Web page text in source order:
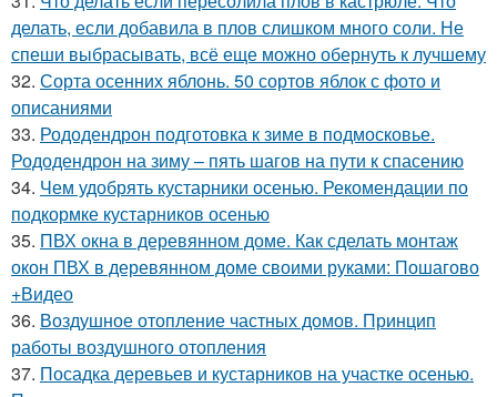
делать, если добавила в плов слишком много соли. Не
спеши выбрасывать, всё еще можно обернуть к лучшему
32. Сорта осенних яблонь. 50 сортов яблок с фото и
описаниями
33. Рододендрон подготовка к зиме в подмосковье.
Рододендрон на зиму – пять шагов на пути к спасению
34. Чем удобрять кустарники осенью. Рекомендации по
подкормке кустарников осенью
35. ПВХ окна в деревянном доме. Как сделать монтаж
окон ПВХ в деревянном доме своими руками: Пошагово
+Видео
36. Воздушное отопление частных домов. Принцип
работы воздушного отопления
37. Посадка деревьев и кустарников на участке осенью.